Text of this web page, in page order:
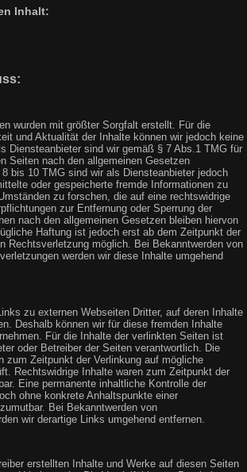
Inhalt:
wurden mit größter Sorgfalt erstellt. Für die
und Aktualität der Inhalte können wir jedoch keine
Diensteanbieter sind wir gemäß § 7 Abs.1 TMG für
Seiten nach den allgemeinen Gesetzen
bis 10 TMG sind wir als Diensteanbieter jedoch
oder gespeicherte fremde Informationen zu
zu forschen, die auf eine rechtswidrige
zur Entfernung oder Sperrung der
nach den allgemeinen Gesetzen bleiben hiervon
Haftung ist jedoch erst ab dem Zeitpunkt der
Rechtsverletzung möglich. Bei Bekanntwerden von
werden wir diese Inhalte umgehend
zu externen Webseiten Dritter, auf deren Inhalte
Deshalb können wir für diese fremden Inhalte
Für die Inhalte der verlinkten Seiten ist
oder Betreiber der Seiten verantwortlich. Die
zum Zeitpunkt der Verlinkung auf mögliche
Rechtswidrige Inhalte waren zum Zeitpunkt der
Eine permanente inhaltliche Kontrolle der
ohne konkrete Anhaltspunkte einer
Bei Bekanntwerden von
wir derartige Links umgehend entfernen.
erstellten Inhalte und Werke auf diesen Seiten